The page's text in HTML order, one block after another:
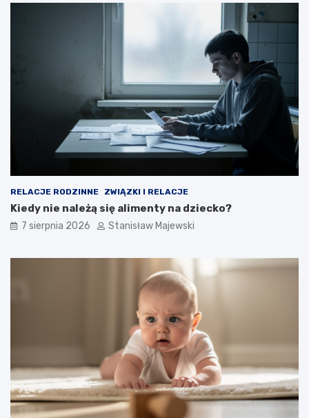
RELACJE RODZINNE ZWIĄZKI I RELACJE
Kiedy nie należą się alimenty na dziecko?
7 sierpnia 2026 Stanisław Majewski